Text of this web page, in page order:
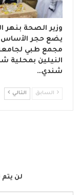
وزير الصحة بنهر
يضع حجر الأساس
مجمع طبي
النيلين بمحلية
شندي…
السابق التالي
لن يتم